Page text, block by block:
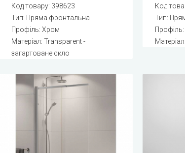
Код товару: 398623
Тип: Пряма фронтальна
Профіль: Хром
Матеріал: Transparent -
загартоване скло
Код
Тип: